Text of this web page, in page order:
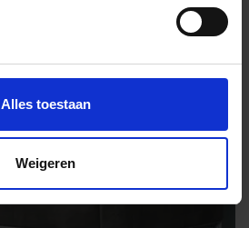
Alles toestaan
Weigeren